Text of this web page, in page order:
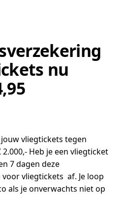
nu
vliegtickets tegen
Heb je een vliegticket
7 dagen deze
vliegtickets af. Je loop
als je onverwachts niet op